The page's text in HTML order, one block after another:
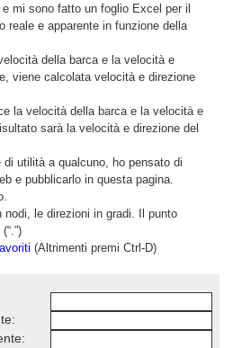
mi sono fatto un foglio Excel per il
reale e apparente in funzione della
della barca e la velocità e
viene calcolata velocità e direzione
la velocità della barca e la velocità e
sarà la velocità e direzione del
utilità a qualcuno, ho pensato di
e pubblicarlo in questa pagina.
nodi, le direzioni in gradi. Il punto
(Altrimenti premi Ctrl-D)